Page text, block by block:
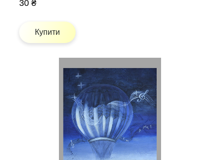
30 ₴
Купити